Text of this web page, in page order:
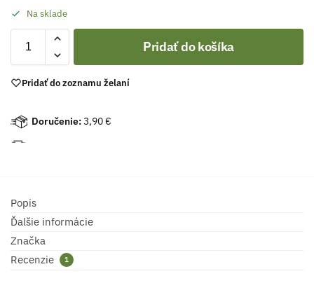
Na sklade
Pridať do košíka
Pridať do zoznamu želaní
Doručenie:3,90 €
Popis
Ďalšie informácie
Značka
Recenzie
1